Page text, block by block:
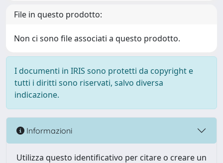
File in questo prodotto:
Non ci sono file associati a questo prodotto.
I documenti in IRIS sono protetti da copyright e
tutti i diritti sono riservati, salvo diversa
indicazione.
Informazioni
Utilizza questo identificativo per citare o creare un